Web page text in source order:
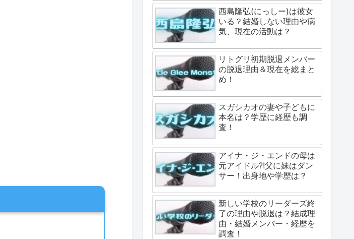
西島隆弘(にっしー)は彼女
いる？結婚しない理由や病
気、現在の活動は？
リトグリ初期脱退メンバー
の脱退理由＆現在を総まと
め！
スガシカオの妻や子どもに
本名は？学歴に経歴も調
査！
アイナ・ジ・エンドの母は
元アイドル?!父に妹はダン
サー！出身地や学歴は？
新しい学校のリーダーズ終
了の理由や脱退は？結成理
由・結婚メンバー・経歴を
調査！